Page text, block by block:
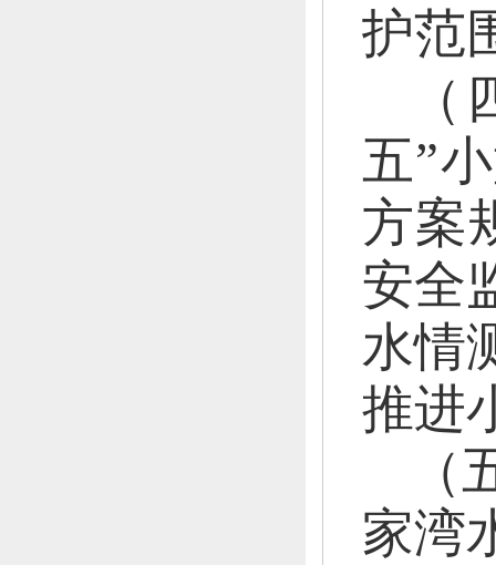
护范
五”
方案
安全
水情
推进
（
家湾